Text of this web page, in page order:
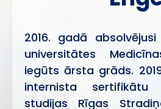
2016. gadā
universitātes
iegūts ārsta grāds.
internista sertifikātu
studijas Rīgas